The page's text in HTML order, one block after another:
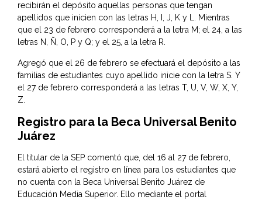
recibirán el depósito aquellas personas que tengan
apellidos que inicien con las letras H, I, J, K y L. Mientras
que el 23 de febrero corresponderá a la letra M; el 24, a las
letras N, Ñ, O, P y Q; y el 25, a la letra R.
Agregó que el 26 de febrero se efectuará el depósito a las
familias de estudiantes cuyo apellido inicie con la letra S. Y
el 27 de febrero corresponderá a las letras T, U, V, W, X, Y,
Z.
Registro para la Beca Universal Benito
Juárez
El titular de la SEP comentó que, del 16 al 27 de febrero,
estará abierto el registro en línea para los estudiantes que
no cuenta con la Beca Universal Benito Juárez de
Educación Media Superior. Ello mediante el portal